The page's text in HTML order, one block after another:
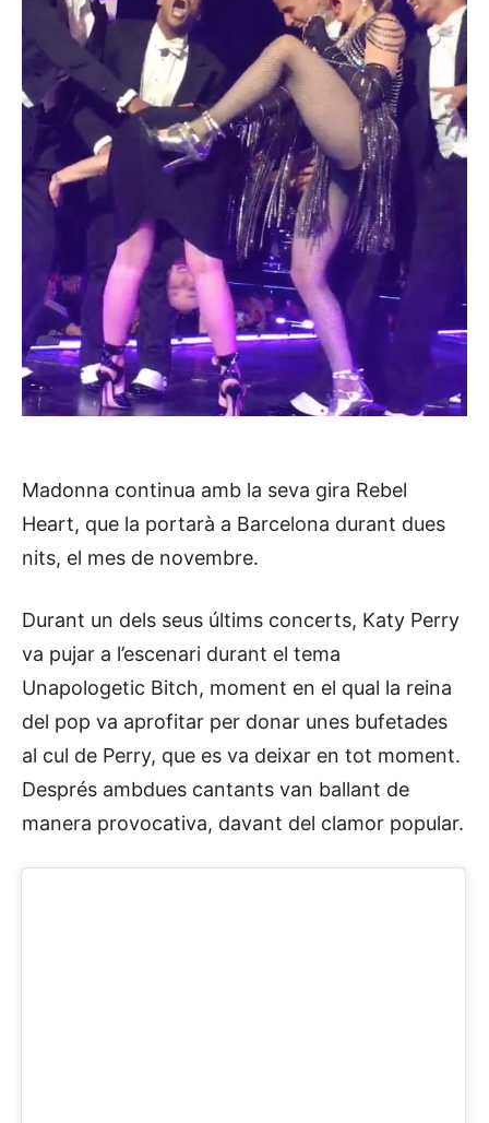
Madonna continua amb la seva gira Rebel
Heart, que la portarà a Barcelona durant dues
nits, el mes de novembre.
Durant un dels seus últims concerts, Katy Perry
va pujar a l’escenari durant el tema
Unapologetic Bitch, moment en el qual la reina
del pop va aprofitar per donar unes bufetades
al cul de Perry, que es va deixar en tot moment.
Després ambdues cantants van ballant de
manera provocativa, davant del clamor popular.